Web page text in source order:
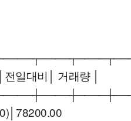
일대비│ 거래량 │